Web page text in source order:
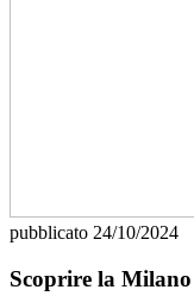
pubblicato 24/10/2024
Scoprire la